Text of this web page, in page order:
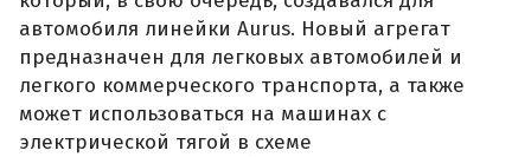
автомобиля линейки Aurus. Новый агрегат
предназначен для легковых автомобилей и
легкого коммерческого транспорта, а также
может использоваться на машинах с
электрической тягой в схеме